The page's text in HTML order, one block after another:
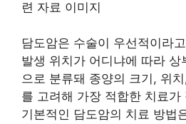
담도암은 수술이 우선적이라
발생 위치가 어디냐에 따라
으로 분류돼 종양의 크기, 위
를 고려해 가장 적합한 치료
기본적인 담도암의 치료 방법